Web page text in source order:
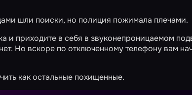
шли поиски, но полиция пожимала плечами.
и приходите в себя в звуконепроницаемом
Но вскоре по отключенному телефону вам
как остальные похищенные.